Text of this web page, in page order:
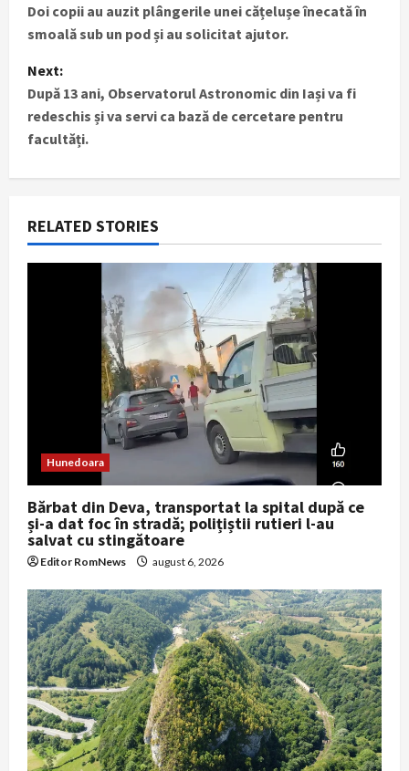
o
s
t
n
a
v
i
n
Doi copii au auzit plângerile unei cățelușe înecată în
smoală sub un pod și au solicitat ajutor.
Next:
După 13 ani, Observatorul Astronomic din Iași va fi
redeschis și va servi ca bază de cercetare pentru
facultăți.
RELATED STORIES
Hunedoara
Bărbat din Deva, transportat la spital după ce
și-a dat foc în stradă; polițiștii rutieri l-au
salvat cu stingătoare
Editor RomNews august 6, 2026